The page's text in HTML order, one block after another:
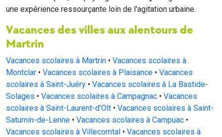
une expérience ressourçante loin de l'agitation urbaine.
Vacances des villes aux alentours de
Martrin
Vacances scolaires à Martrin • Vacances scolaires à
Montclar • Vacances scolaires à Plaisance • Vacances
scolaires à Saint-Juéry • Vacances scolaires à La Bastide-
Solages • Vacances scolaires à Campagnac • Vacances
scolaires à Saint-Laurent-d'Olt • Vacances scolaires à Saint-
Saturnin-de-Lenne • Vacances scolaires à Campuac •
Vacances scolaires à Villecomtal • Vacances scolaires à